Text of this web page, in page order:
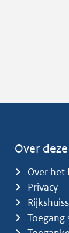
Over
Over het
Privacy
Toegang